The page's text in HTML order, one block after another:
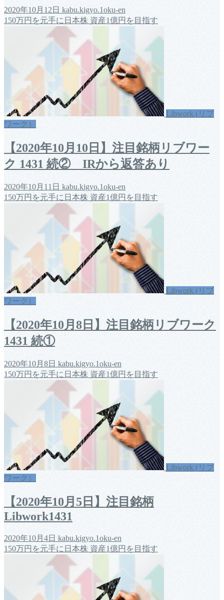
2020年10月12日 kabu.kigyo.1oku-en
150万円を元手に日本株 資産1億円を目指す
Libwork (リブ
ワーク）
【2020年10月10日】注目銘柄リブワー
ク 1431 続② IRから返答あり
2020年10月11日 kabu.kigyo.1oku-en
150万円を元手に日本株 資産1億円を目指す
Libwork (リブ
ワーク）
【2020年10月8日】注目銘柄リブワーク
1431 続①
2020年10月8日 kabu.kigyo.1oku-en
150万円を元手に日本株 資産1億円を目指す
Libwork (リブ
ワーク）
【2020年10月5日】注目銘柄
Libwork1431
2020年10月4日 kabu.kigyo.1oku-en
150万円を元手に日本株 資産1億円を目指す